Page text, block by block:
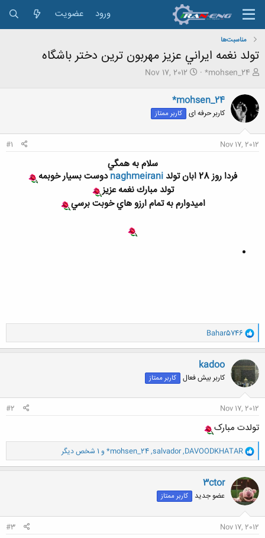
ورود عضویت
مناسبت‌ها
تولد نغمه ايراني عزيز مهربون ترين دختر باشگاه
ش
و
ع
ک
ن
ن
د
*mohsen_24
ت
ی
ر
Nov 17, 2012
*mohsen_24
کاربر حرفه ای کاربر ممتاز
Nov 17, 2012
#1
سلام به همگي
فردا روز 28 ابان تولد
naghmeiraniدوست بسيار خوبمه
تولد مبارك نغمه عزيز
اميدوارم به تمام ارزو هاي خوبت برسي
و
ا
ک
ن
ش
ه
ا
Bahar5746
kadoo
کاربر بیش فعال کاربر ممتاز
Nov 17, 2012
#2
تولدت مبارک
و
ا
ک
ن
ش
ه
ا
DAVOODKHATAR
,
salvador
,
*mohsen_24 و 1 شخص دیگر
3ctor
عضو جدید کاربر ممتاز
Nov 17, 2012
#3